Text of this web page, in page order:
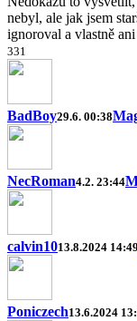
nebyl, ale jak jsem
ignoroval a vlastně
331
BadBoy29.6. 00:38
NecRoman4.2. 23:44
calvin1013.8.2024 14:49
Poniczech13.6.2024